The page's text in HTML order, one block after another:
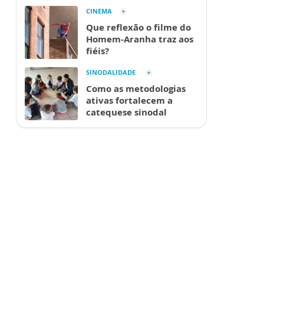
CINEMA
Que reflexão o filme do
Homem-Aranha traz aos
fiéis?
SINODALIDADE
Como as metodologias
ativas fortalecem a
catequese sinodal